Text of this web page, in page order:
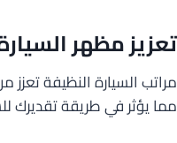
تعزيز مظهر
مراتب السيارة النظيفة تعزز
مما يؤثر في طريقة تقديرك